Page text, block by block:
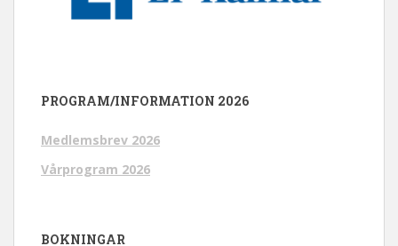
PROGRAM/INFORMATION 2026
Medlemsbrev 2026
Vårprogram 2026
BOKNINGAR